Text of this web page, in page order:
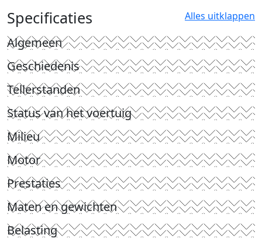
Specificaties Alles uitklappen
Algemeen
Geschiedenis
Tellerstanden
Status van het voertuig
Milieu
Motor
Prestaties
Maten en gewichten
Belasting